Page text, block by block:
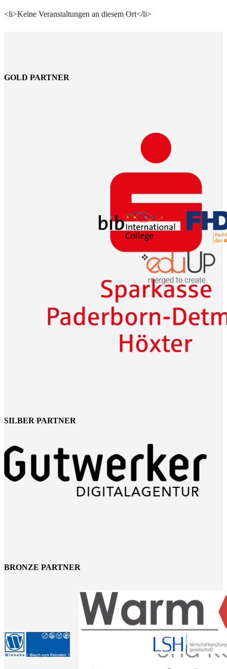
<li>Keine Veranstaltungen an diesem Ort</li>
GOLD PARTNER
SILBER PARTNER
BRONZE PARTNER